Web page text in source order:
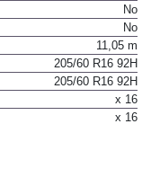
No
No
11,05 m
205/60 R16 92H
205/60 R16 92H
x 16
x 16